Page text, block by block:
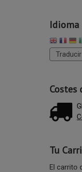
Idioma
Costes
Tu
El carrito